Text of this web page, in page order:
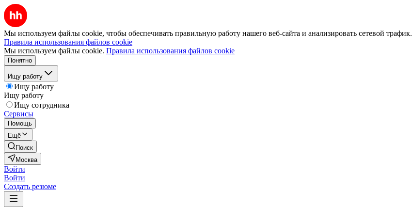
Мы используем файлы cookie, чтобы обеспечивать правильную работу нашего веб-сайта и анализировать сетевой трафик.
Правила использования файлов cookie
Мы используем файлы cookie. Правила использования файлов cookie
Понятно
Ищу работу
Ищу работу
Ищу работу
Ищу сотрудника
Сервисы
Помощь
Ещё
Поиск
Москва
Войти
Войти
Создать резюме